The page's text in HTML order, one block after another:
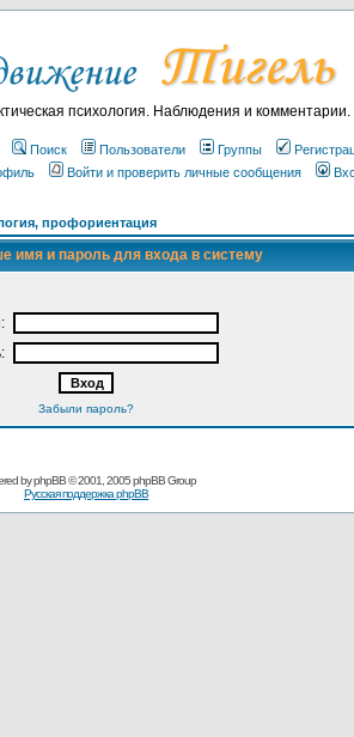
психология. Наблюдения и комментарии.
Поиск Пользователи Группы
Войти и проверить личные сообщения
профориентация
имя и пароль для входа в систему
Забыли пароль?
byphpBB© 2001, 2005 phpBB Group
Русская поддержка phpBB